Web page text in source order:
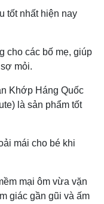
tốt nhất hiện nay
cho các bố mẹ, giúp
mỏi.
Khớp Háng Quốc
là sản phẩm tốt
mái cho bé khi
mại ôm vừa vặn
giác gần gũi và ấm